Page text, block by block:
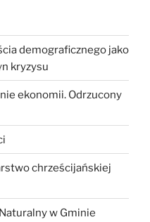
demograficznego jako
kryzysu
ekonomii. Odrzucony
chrześcijańskiej
w Gminie